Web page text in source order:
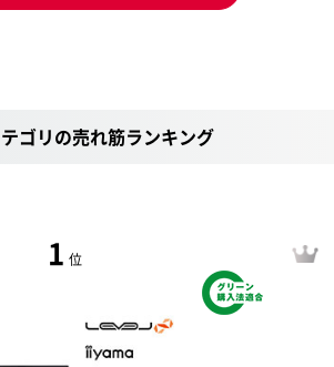
ゴリの売れ筋ランキング
1 位